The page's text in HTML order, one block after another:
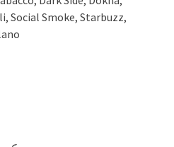
Social Smoke, Starbuzz,